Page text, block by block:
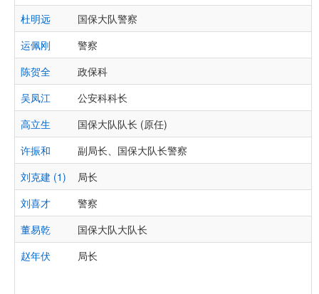
杜明远
国保大队警察
运佩刚
警察
陈贺全
政保科
吴凤江
公安科科长
高立生
国保大队队长 (原任)
许振和
副局长、国保大队长警察
刘克建 (1)
局长
刘喜才
警察
董易乾
国保大队大队长
赵年伏
局长